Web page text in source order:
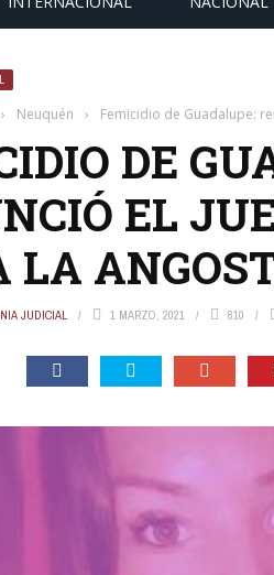
› Neuquén › Femicidio de Guadalupe:
DE
EL
LA
JUDICIAL 1 MARZO, 2021 810